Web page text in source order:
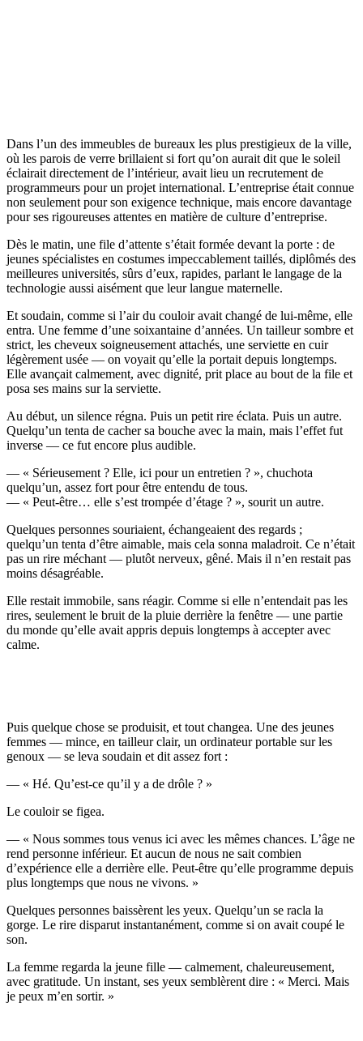
Dans l’un des immeubles de bureaux les plus prestigieux de la ville,
où les parois de verre brillaient si fort qu’on aurait dit que le soleil
éclairait directement de l’intérieur, avait lieu un recrutement de
programmeurs pour un projet international. L’entreprise était connue
non seulement pour son exigence technique, mais encore davantage
pour ses rigoureuses attentes en matière de culture d’entreprise.
Dès le matin, une file d’attente s’était formée devant la porte : de
jeunes spécialistes en costumes impeccablement taillés, diplômés des
meilleures universités, sûrs d’eux, rapides, parlant le langage de la
technologie aussi aisément que leur langue maternelle.
Et soudain, comme si l’air du couloir avait changé de lui-même, elle
entra. Une femme d’une soixantaine d’années. Un tailleur sombre et
strict, les cheveux soigneusement attachés, une serviette en cuir
légèrement usée — on voyait qu’elle la portait depuis longtemps.
Elle avançait calmement, avec dignité, prit place au bout de la file et
posa ses mains sur la serviette.
Au début, un silence régna. Puis un petit rire éclata. Puis un autre.
Quelqu’un tenta de cacher sa bouche avec la main, mais l’effet fut
inverse — ce fut encore plus audible.
— « Sérieusement ? Elle, ici pour un entretien ? », chuchota
quelqu’un, assez fort pour être entendu de tous.
— « Peut-être… elle s’est trompée d’étage ? », sourit un autre.
Quelques personnes souriaient, échangeaient des regards ;
quelqu’un tenta d’être aimable, mais cela sonna maladroit. Ce n’était
pas un rire méchant — plutôt nerveux, gêné. Mais il n’en restait pas
moins désagréable.
Elle restait immobile, sans réagir. Comme si elle n’entendait pas les
rires, seulement le bruit de la pluie derrière la fenêtre — une partie
du monde qu’elle avait appris depuis longtemps à accepter avec
calme.
Puis quelque chose se produisit, et tout changea. Une des jeunes
femmes — mince, en tailleur clair, un ordinateur portable sur les
genoux — se leva soudain et dit assez fort :
— « Hé. Qu’est-ce qu’il y a de drôle ? »
Le couloir se figea.
— « Nous sommes tous venus ici avec les mêmes chances. L’âge ne
rend personne inférieur. Et aucun de nous ne sait combien
d’expérience elle a derrière elle. Peut-être qu’elle programme depuis
plus longtemps que nous ne vivons. »
Quelques personnes baissèrent les yeux. Quelqu’un se racla la
gorge. Le rire disparut instantanément, comme si on avait coupé le
son.
La femme regarda la jeune fille — calmement, chaleureusement,
avec gratitude. Un instant, ses yeux semblèrent dire : « Merci. Mais
je peux m’en sortir. »